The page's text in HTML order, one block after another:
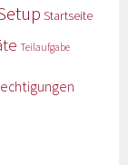
Startseite
Teilaufgabe